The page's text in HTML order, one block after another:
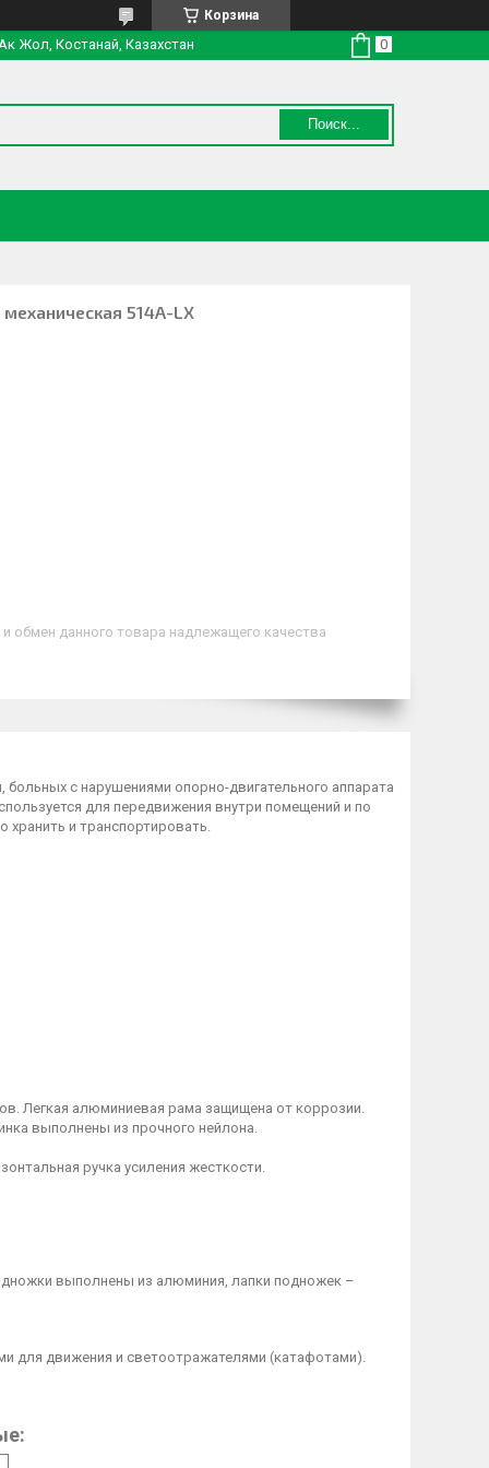
Корзина
Жол, Костанай, Казахстан
Поиск...
514A-LX
обмен данного товара надлежащего качества
с нарушениями опорно-двигательного аппарата
для передвижения внутри помещений и по
хранить и транспортировать.
Легкая алюминиевая рама защищена от коррозии.
выполнены из прочного нейлона.
ручка усиления жесткости.
выполнены из алюминия, лапки подножек –
для движения и светоотражателями (катафотами).